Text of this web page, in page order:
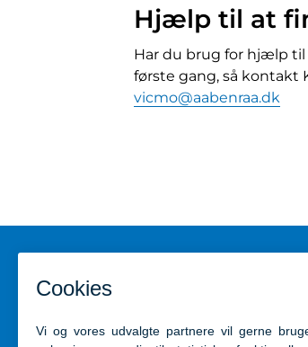
Hjælp til at
Har du brug for hjælp
første gang, så kontakt
vicmo@aabenraa.dk
Aabenraa Kommune